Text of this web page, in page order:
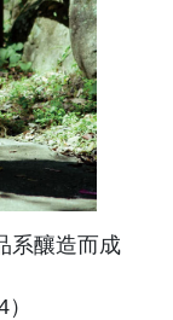
系釀造而成